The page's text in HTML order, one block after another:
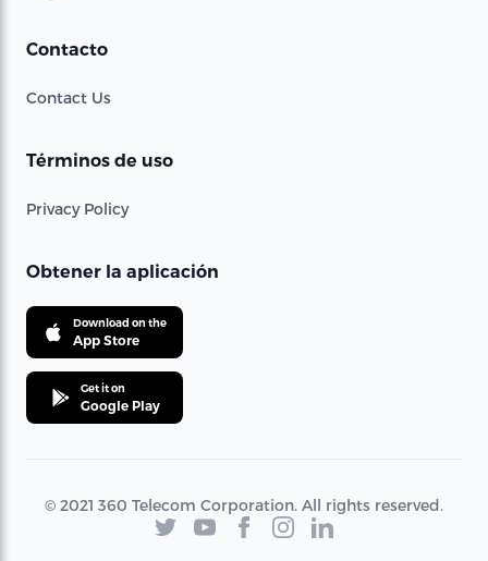
Contacto
Contact Us
Términos de uso
Privacy Policy
Obtener la aplicación
Download on the
App Store
Get it on
Google Play
© 2021 360 Telecom Corporation. All rights reserved.